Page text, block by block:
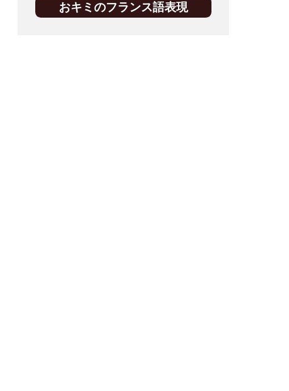
おキミのフランス語表現